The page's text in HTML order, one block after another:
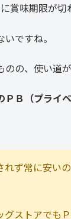
賞味期限が
ですね。
の、使い道
Ｂ（プライ
ず常に安いの
ストアでも